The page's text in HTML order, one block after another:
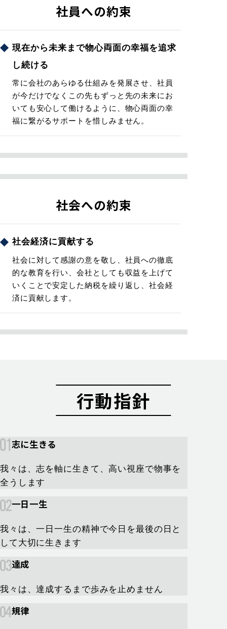
社員への約束
現在から未来まで物心両面の幸福を追求
し続ける
常に会社のあらゆる仕組みを発展させ、社員
が今だけでなくこの先もずっと先の未来にお
いても安心して働けるように、物心両面の幸
福に繋がるサポートを惜しみません。
社会への約束
社会経済に貢献する
社会に対して感謝の意を敬し、社員への徹底
的な教育を行い、会社としても収益を上げて
いくことで安定した納税を繰り返し、社会経
済に貢献します。
行動指針
志に生きる
我々は、志を軸に生きて、高い視座で物事を
全うします
一日一生
我々は、一日一生の精神で今日を最後の日と
して大切に生きます
達成
我々は、達成するまで歩みを止めません
規律